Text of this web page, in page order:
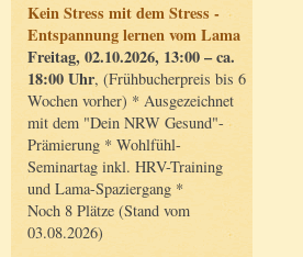
Kein Stress mit dem Stress -
Entspannung lernen vom Lama
Freitag, 02.10.2026, 13:00 – ca.
18:00 Uhr, (Frühbucherpreis bis 6
Wochen vorher) * Ausgezeichnet
mit dem "Dein NRW Gesund"-
Prämierung * Wohlfühl-
Seminartag inkl. HRV-Training
und Lama-Spaziergang *
Noch 8 Plätze (Stand vom
03.08.2026)